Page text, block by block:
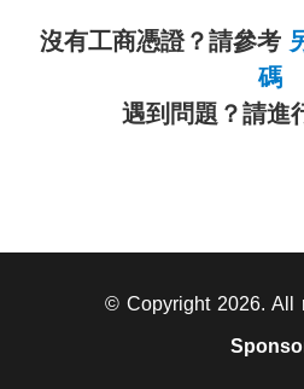
沒有工商憑證？請參考
碼另
開
遇到問題？請進
© Copyright 2026. All